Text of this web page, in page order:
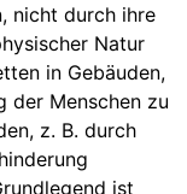
nicht durch ihre
Natur
in Gebäuden,
der Menschen zu
z. B. durch
ist